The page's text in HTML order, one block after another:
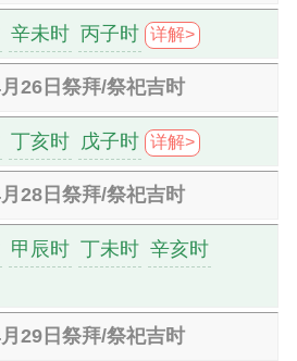
辛未时 丙子时 详解>
26日祭拜/祭祀吉时
丁亥时 戊子时 详解>
28日祭拜/祭祀吉时
甲辰时 丁未时 辛亥时
29日祭拜/祭祀吉时